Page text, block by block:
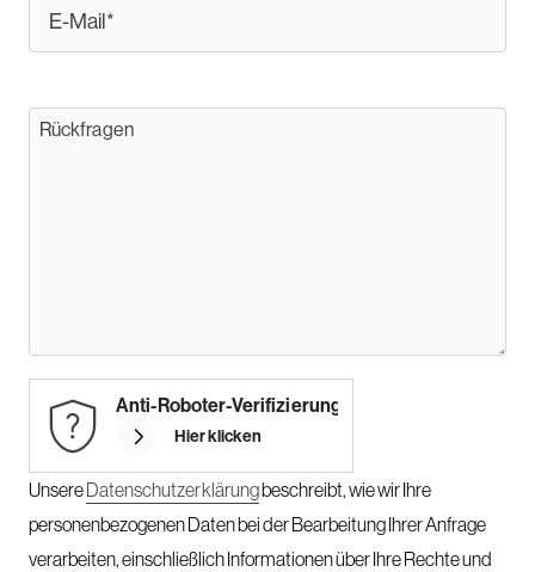
Anti-Roboter-Verifizierung
Hier klicken
UnsereDatenschutzerklärungbeschreibt, wie wir Ihre
personenbezogenen Daten bei der Bearbeitung Ihrer Anfrage
verarbeiten, einschließlich Informationen über Ihre Rechte und